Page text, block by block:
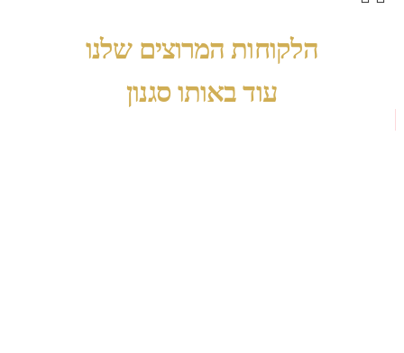
הלקוחות המרוצים שלנו
עוד באותו סגנון